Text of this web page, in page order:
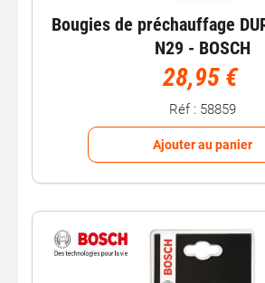
Bougies de préchauffage
N29 - BOSCH
28,95 €
Réf : 58859
Ajouter au panier